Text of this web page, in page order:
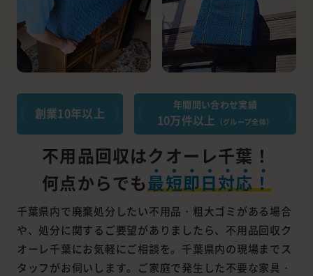
創業10年以上
年間問い合わせ実績
10万件以上 （グループ全体）
不用品回収はクオーレ千葉！
何点からでも最短即日対応！
千葉県内で廃棄処分したい不用品・粗大ゴミがある場合
や、処分に関するご要望がありましたら、不用品回収ク
オーレ千葉にお気軽にご相談を。千葉県内の現場までス
タッフがお伺いします。ご家庭で発生した不要な家具・